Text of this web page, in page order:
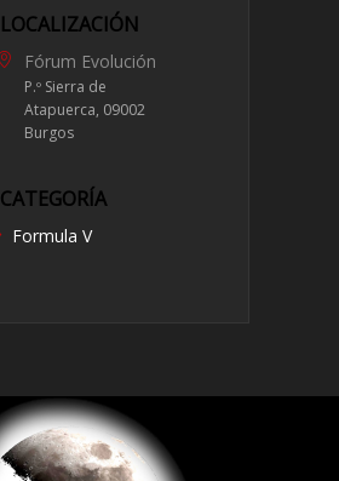
LOCALIZACIÓN
Fórum Evolución
P.º Sierra de
Atapuerca, 09002
Burgos
CATEGORÍA
Formula V